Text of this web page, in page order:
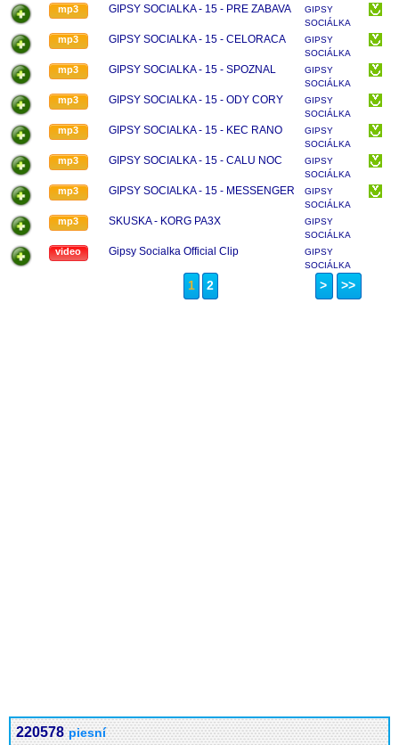
mp3 GIPSY SOCIALKA - 15 - PRE ZABAVA
GIPSY
SOCIÁLKA
mp3 GIPSY SOCIALKA - 15 - CELORACA
GIPSY
SOCIÁLKA
mp3 GIPSY SOCIALKA - 15 - SPOZNAL
GIPSY
SOCIÁLKA
mp3 GIPSY SOCIALKA - 15 - ODY CORY
GIPSY
SOCIÁLKA
mp3 GIPSY SOCIALKA - 15 - KEC RANO
GIPSY
SOCIÁLKA
mp3 GIPSY SOCIALKA - 15 - CALU NOC
GIPSY
SOCIÁLKA
mp3 GIPSY SOCIALKA - 15 - MESSENGER
GIPSY
SOCIÁLKA
mp3 SKUSKA - KORG PA3X
GIPSY
SOCIÁLKA
video Gipsy Socialka Official Clip
GIPSY
SOCIÁLKA
1 2 > >>
220578 piesní